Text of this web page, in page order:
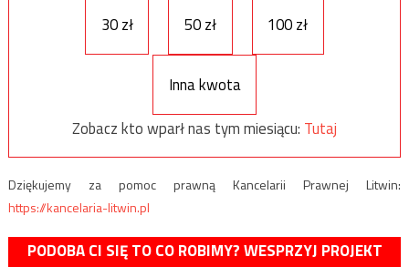
30 zł
50 zł 100 zł
Inna kwota
Zobacz kto wparł nas tym miesiącu: Tutaj
Dziękujemy za pomoc prawną Kancelarii Prawnej Litwin:
https://kancelaria-litwin.pl
PODOBA CI SIĘ TO CO ROBIMY? WESPRZYJ PROJEKT